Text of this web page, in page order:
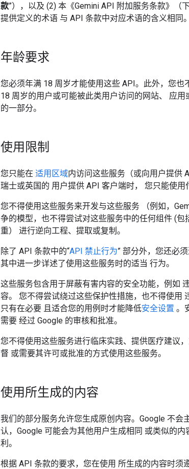
款”），以及 (2) 本《Gemini API 附加服务条款》（
提供定义的术语 与 API 条款中对应术语的含义相同。
年龄要求
您必须年满 18 周岁才能使用这些 API。此外，您也
18 周岁的用户或可能被此类用户访问的网站、 应用
的一部分。
使用限制
您只能在 适用区域内访问这些服务（或向用户提供
瑞士或英国的 用户提供 API 客户端时， 您只能使用
您不得使用这些服务来开发与这些服务 （例如，
争的模型，也不得尝试对这些服务中的任何组件 (
重） 进行逆向工程、提取或复制。
除了 API 条款中的“API 禁止行为” 部分外，您还必
其中进一步详述了使用这些服务时的适当 行为。
这些服务包含用于屏蔽有害内容的安全功能，例如
容。 您不得尝试绕过这些保护性措施，也不得使用
只有在必要 且适合您的用例时才能降低安全设置 。
需要 经过 Google 的审核和批准。
您不得使用这些服务进行临床实践、提供医疗建议
督 或需要其许可或批准的方式使用这些服务。
使用所生成的内容
我们的部分服务允许您生成原创内容。Google 不会
认，Google 可能会为其他用户生成相同 或类似的
利。
根据 API 条款的要求，您在使用 所生成的内容时须